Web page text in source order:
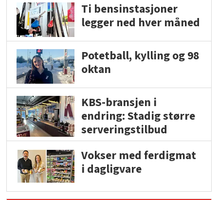
Ti bensinstasjoner
legger ned hver måned
Potetball, kylling og 98
oktan
KBS-bransjen i
endring: Stadig større
serveringstilbud
Vokser med ferdigmat
i dagligvare